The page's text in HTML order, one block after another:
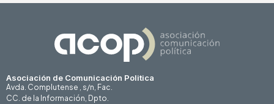
Asociación de Comunicación Politica
Avda. Complutense , s/n, Fac.
CC. de la Información, Dpto.